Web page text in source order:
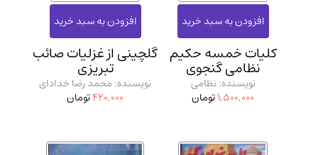
کلیات خمسه حکیم
نظامی گنجوی
نویسنده: نظامی
1,500,000تومان
گلچینی از غزلیات صائب
تبریزی
نویسنده: محمد رضا خدادای
420,000تومان